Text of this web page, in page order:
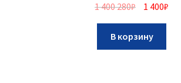
1 400 280₽ 1 400₽
В корзину